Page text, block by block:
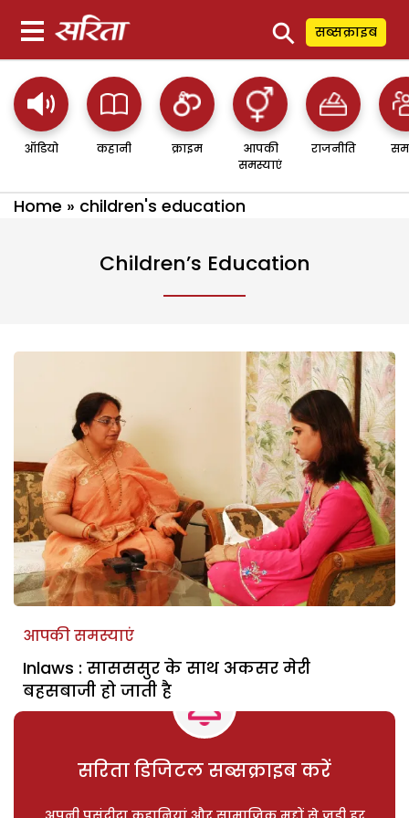
⚲ सब्सक्राइब
ऑडियो कहानी क्राइम
आपकी
समस्याएं
राजनीति
Home » children's education
Children’s Education
आपकी समस्याएं
Inlaws : सासससुर के साथ अकसर मेरी
बहसबाजी हो जाती है
सरिता डिजिटल सब्सक्राइब करें